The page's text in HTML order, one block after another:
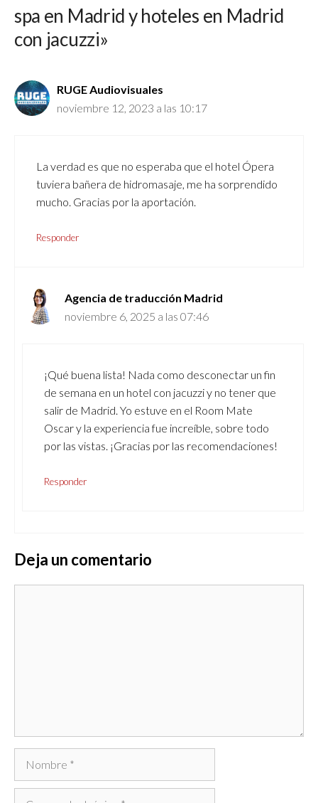
spa en Madrid y hoteles en Madrid
con jacuzzi»
RUGE Audiovisuales
noviembre 12, 2023 a las 10:17
La verdad es que no esperaba que el hotel Ópera
tuviera bañera de hidromasaje, me ha sorprendido
mucho. Gracias por la aportación.
Responder
Agencia de traducción Madrid
noviembre 6, 2025 a las 07:46
¡Qué buena lista! Nada como desconectar un fin
de semana en un hotel con jacuzzi y no tener que
salir de Madrid. Yo estuve en el Room Mate
Oscar y la experiencia fue increíble, sobre todo
por las vistas. ¡Gracias por las recomendaciones!
Responder
Deja un comentario